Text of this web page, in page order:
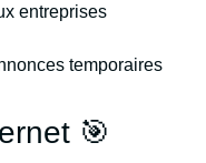
entreprises
temporaires
🎯